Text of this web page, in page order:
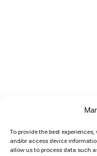
To provide the best
and/or access device
allow us to process data such